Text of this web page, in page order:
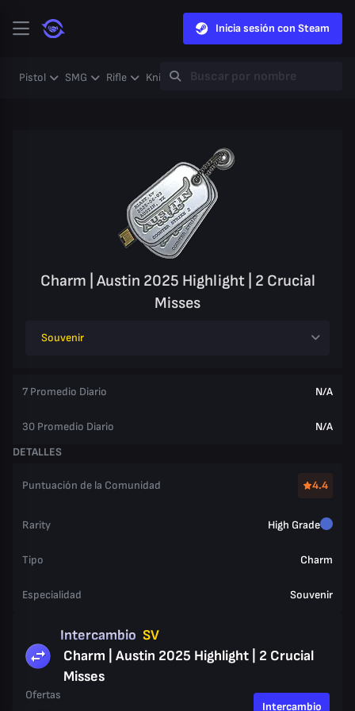
Inicia sesión con Steam
Pistol SMG Rifle Knife Gloves Heavy Case
Charm | Austin 2025 Highlight | 2 Crucial
Misses
Souvenir
7 Promedio Diario N/A
30 Promedio Diario
N/A
DETALLES
Puntuación de la Comunidad 4.4
Rarity High Grade
Tipo Charm
Especialidad Souvenir
Intercambio SV
Charm | Austin 2025 Highlight | 2 Crucial
Misses
Ofertas
Intercambio